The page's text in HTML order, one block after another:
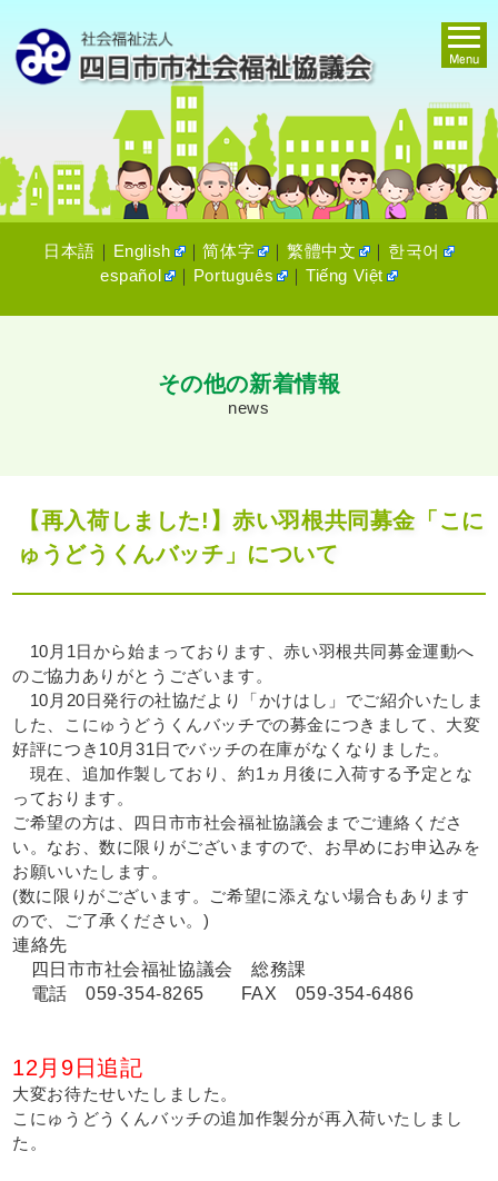
日本語 ｜ English ｜简体字 ｜ 繁體中文 ｜ 한국어
español
｜ Português ｜ Tiếng Việt
その他の新着情報
news
【再入荷しました!】赤い羽根共同募金「こに
ゅうどうくんバッチ」について
10月1日から始まっております、赤い羽根共同募金運動へ
のご協力ありがとうございます。
10月20日発行の社協だより「かけはし」でご紹介いたしま
した、こにゅうどうくんバッチでの募金につきまして、大変
好評につき10月31日でバッチの在庫がなくなりました。
現在、追加作製しており、約1ヵ月後に入荷する予定とな
っております。
ご希望の方は、四日市市社会福祉協議会までご連絡くださ
い。なお、数に限りがございますので、お早めにお申込みを
お願いいたします。
(数に限りがございます。ご希望に添えない場合もあります
ので、ご了承ください。)
連絡先
四日市市社会福祉協議会 総務課
電話 059-354-8265 FAX 059-354-6486
12月9日追記
大変お待たせいたしました。
こにゅうどうくんバッチの追加作製分が再入荷いたしまし
た。